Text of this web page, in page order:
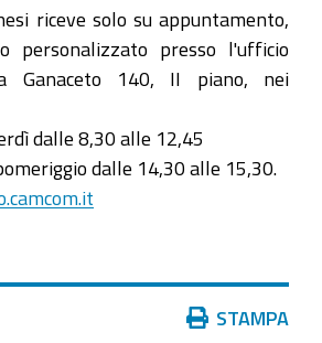
riceve solo su appuntamento,
personalizzato presso l'ufficio
Ganaceto 140, II piano, nei
dalle 8,30 alle 12,45
dalle 14,30 alle 15,30.
STAMPA